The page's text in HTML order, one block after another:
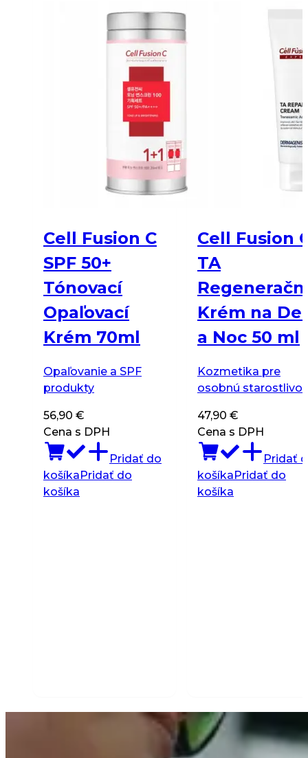
Cell Fusion C
SPF 50+
Tónovací
Opaľovací
Krém 70ml
Opaľovanie a SPF
produkty
56,90 €
Cena s DPH
Pridať do
košíka Pridať do
košíka
Cell Fusion
TA
Krém na
a Noc 50 ml
Kozmetika pre
osobnú
47,90 €
Cena s DPH
Pridať
košíka Pridať do
košíka